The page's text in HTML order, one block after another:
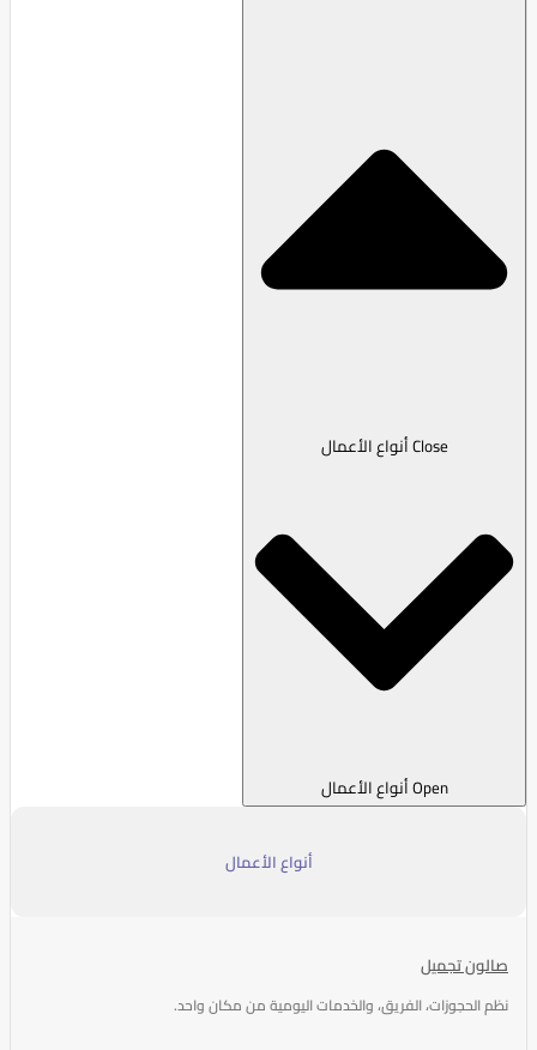
Close أنواع الأعمال
Open أنواع الأعمال
أنواع الأعمال
صالون تجميل
نظم الحجوزات، الفريق، والخدمات اليومية من مكان واحد.